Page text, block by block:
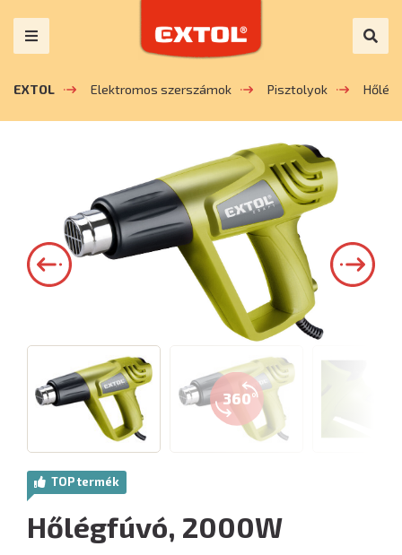
EXTOL Elektromos szerszámok Pisztolyok
360°
TOP termék
Hőlégfúvó, 2000W